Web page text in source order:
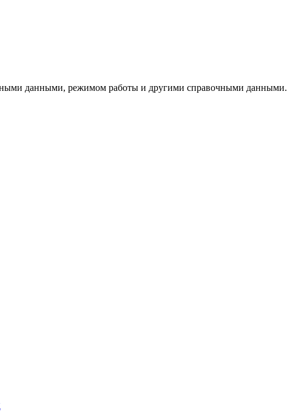
данными, режимом работы и другими справочными данными.